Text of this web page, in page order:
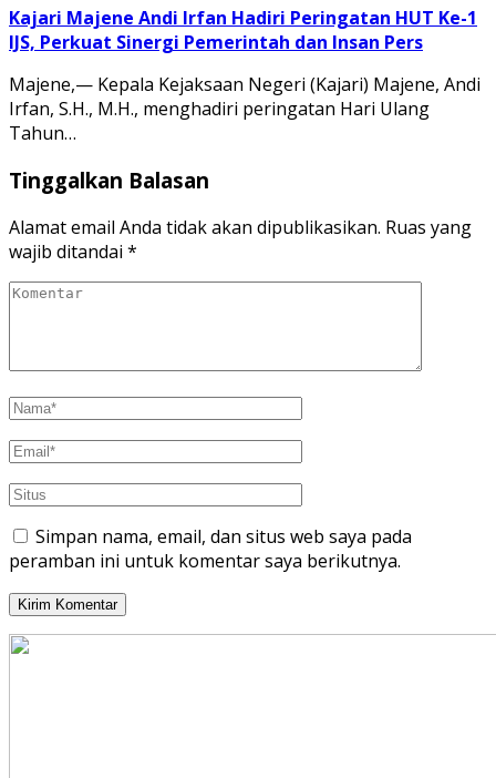
Kajari Majene Andi Irfan Hadiri Peringatan HUT Ke-1
IJS, Perkuat Sinergi Pemerintah dan Insan Pers
Majene,— Kepala Kejaksaan Negeri (Kajari) Majene, Andi
Irfan, S.H., M.H., menghadiri peringatan Hari Ulang
Tahun…
Tinggalkan Balasan
Alamat email Anda tidak akan dipublikasikan. Ruas yang
wajib ditandai *
Simpan nama, email, dan situs web saya pada
peramban ini untuk komentar saya berikutnya.